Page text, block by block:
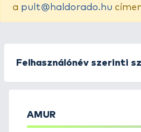
a pult@haldorado.hu
Felhasználónév szerinti
AMUR